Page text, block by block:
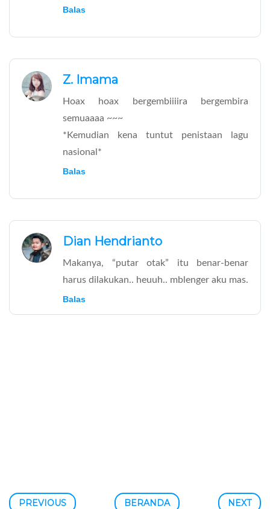
Balas
Z. Imama
Hoax hoax bergembiiiira bergembira
semuaaaa ~~~
*Kemudian kena tuntut penistaan lagu
nasional*
Balas
Dian Hendrianto
Makanya, “putar otak” itu benar-benar
harus dilakukan.. heuuh.. mblenger aku mas.
Balas
PREVIOUS NEXT
BERANDA